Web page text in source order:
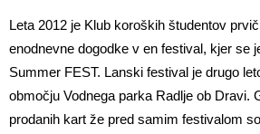
Leta 2012 je Klub koroških študentov
enodnevne dogodke v en festival, kjer se
Summer FEST. Lanski festival je drugo
območju Vodnega parka Radlje ob Dravi.
prodanih kart že pred samim festivalom